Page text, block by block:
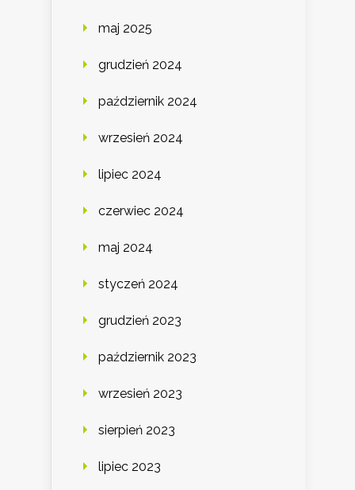
maj 2025
grudzień 2024
październik 2024
wrzesień 2024
lipiec 2024
czerwiec 2024
maj 2024
styczeń 2024
grudzień 2023
październik 2023
wrzesień 2023
sierpień 2023
lipiec 2023